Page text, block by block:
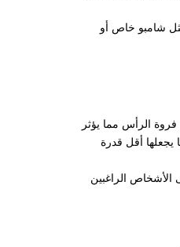
شامبو خاص أو
الرأس مما يؤثر
أقل قدرة
الراغبين